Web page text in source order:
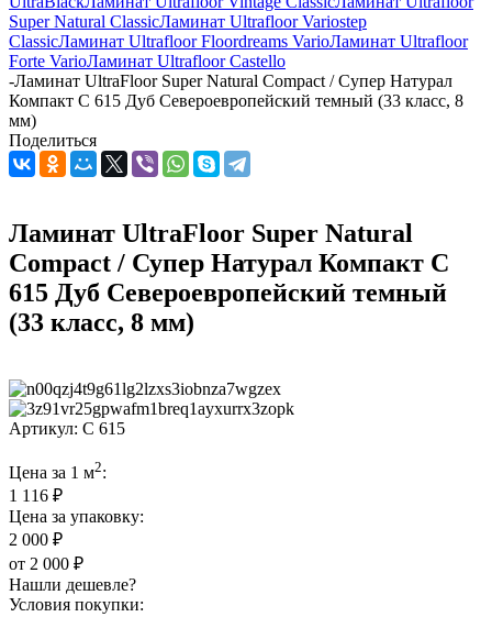
Super Natural ClassicЛаминат Ultrafloor Variostep
ClassicЛаминат Ultrafloor Floordreams VarioЛаминат Ultrafloor
Forte VarioЛаминат Ultrafloor Castello
-Ламинат UltraFloor Super Natural Compact / Супер Натурал
Компакт C 615 Дуб Североевропейский темный (33 класс, 8
мм)
Поделиться
Ламинат UltraFloor Super Natural
Compact / Супер Натурал Компакт C
615 Дуб Североевропейский темный
(33 класс, 8 мм)
Артикул: C 615
Цена за 1 м2:
1 116 ₽
Цена за упаковку:
2 000 ₽
от 2 000 ₽
Нашли дешевле?
Условия покупки: